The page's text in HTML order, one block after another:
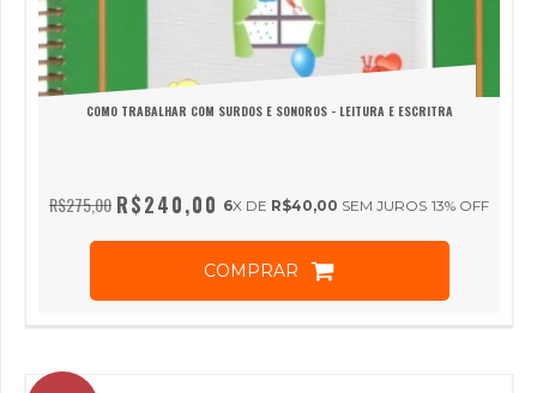
COMO TRABALHAR COM SURDOS E SONOROS - LEITURA E ESCRITRA
R$275,00 13% OFF
R$240,00 6X DE R$40,00 SEM JUROS
COMPRAR